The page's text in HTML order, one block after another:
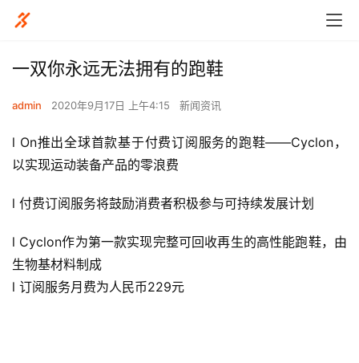
一双你永远无法拥有的跑鞋
admin 2020年9月17日 上午4:15 新闻资讯
l On推出全球首款基于付费订阅服务的跑鞋——Cyclon，
以实现运动装备产品的零浪费
l 付费订阅服务将鼓励消费者积极参与可持续发展计划
l Cyclon作为第一款实现完整可回收再生的高性能跑鞋，由
生物基材料制成
l 订阅服务月费为人民币229元